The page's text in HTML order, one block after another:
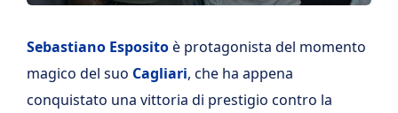
Sebastiano Espositoè protagonista del momento
magico del suo Cagliari, che ha appena
conquistato una vittoria di prestigio contro la